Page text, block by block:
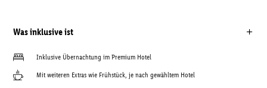
Was inklusive ist
Inklusive Übernachtung im Premium Hotel
Mit weiteren Extras wie Frühstück, je nach gewähltem Hotel